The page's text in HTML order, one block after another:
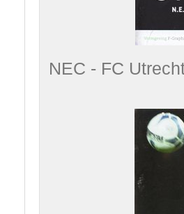
NEC - FC